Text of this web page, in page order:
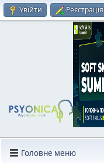
Увійти Реєстрація
Головне меню